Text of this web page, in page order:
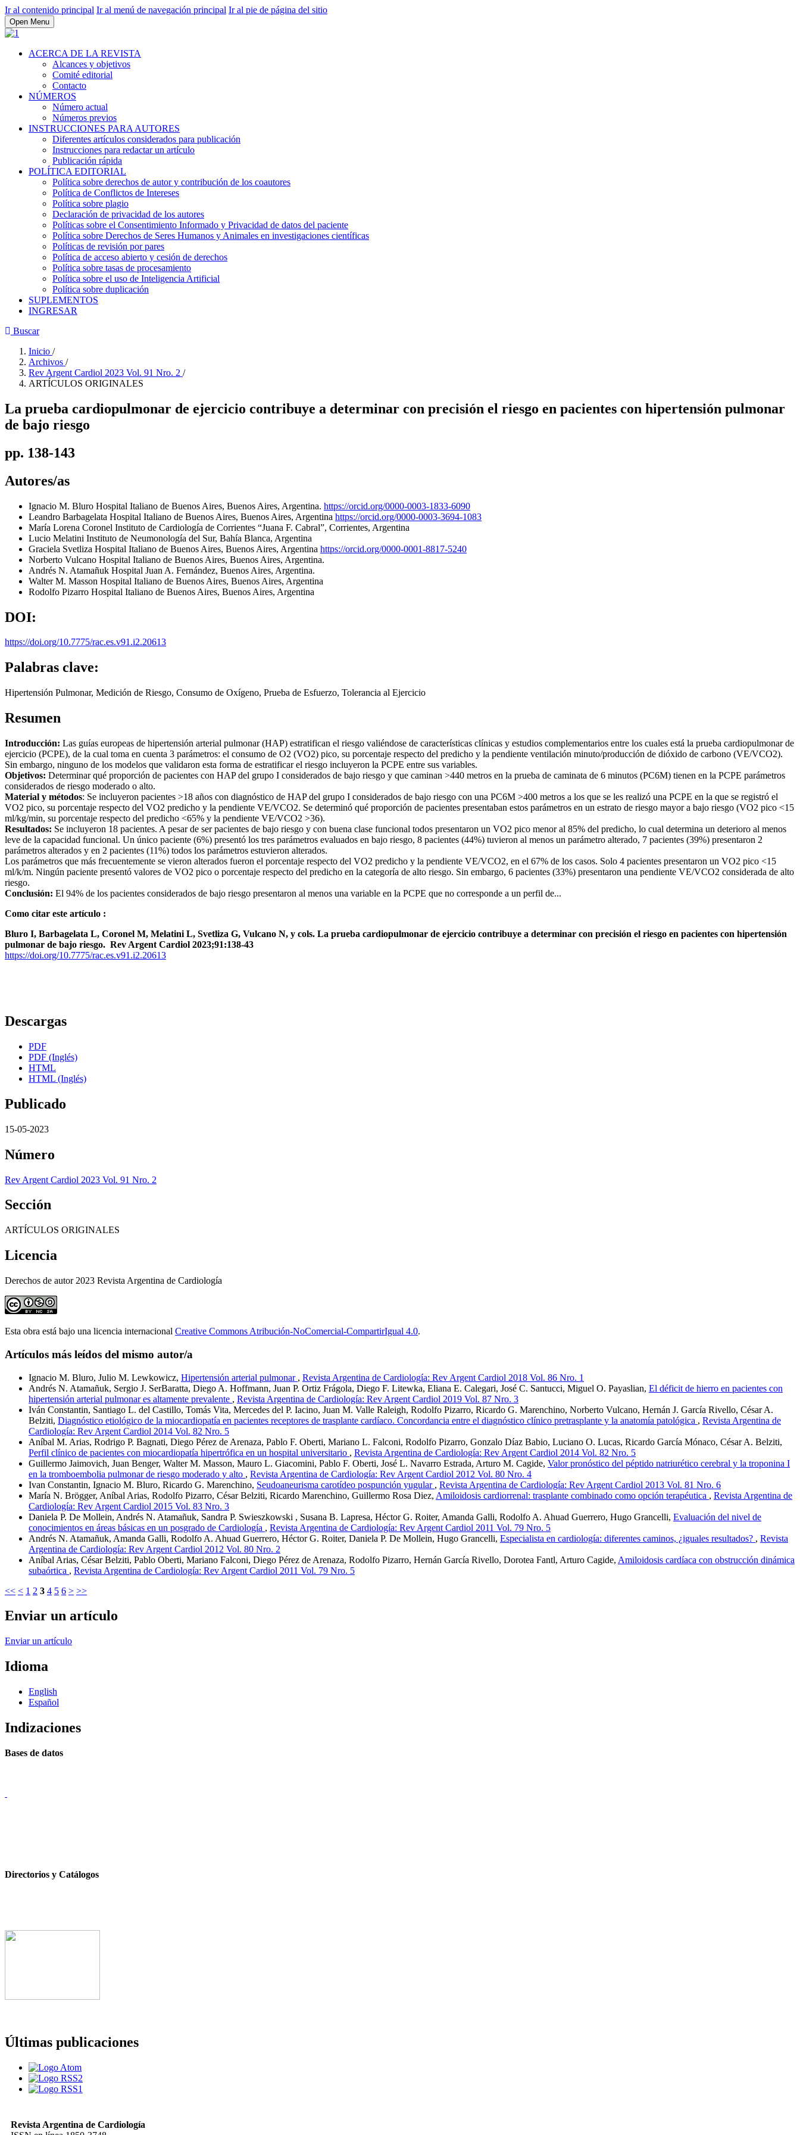
Ir al contenido principal Ir al menú de navegación principal Ir al pie de página del sitio
Open Menu
ACERCA DE LA REVISTA
Alcances y objetivos
Comité editorial
Contacto
NÚMEROS
Número actual
Números previos
INSTRUCCIONES PARA AUTORES
Diferentes artículos considerados para publicación
Instrucciones para redactar un artículo
Publicación rápida
POLÍTICA EDITORIAL
Política sobre derechos de autor y contribución de los coautores
Política de Conflictos de Intereses
Política sobre plagio
Declaración de privacidad de los autores
Políticas sobre el Consentimiento Informado y Privacidad de datos del paciente
Política sobre Derechos de Seres Humanos y Animales en investigaciones científicas
Políticas de revisión por pares
Política de acceso abierto y cesión de derechos
Política sobre tasas de procesamiento
Política sobre el uso de Inteligencia Artificial
Política sobre duplicación
SUPLEMENTOS
INGRESAR
Buscar
Inicio /
Archivos /
Rev Argent Cardiol 2023 Vol. 91 Nro. 2 /
ARTÍCULOS ORIGINALES
La prueba cardiopulmonar de ejercicio contribuye a determinar con precisión el riesgo en pacientes con hipertensión pulmonar
de bajo riesgo
pp. 138-143
Autores/as
Ignacio M. Bluro Hospital Italiano de Buenos Aires, Buenos Aires, Argentina. https://orcid.org/0000-0003-1833-6090
Leandro Barbagelata Hospital Italiano de Buenos Aires, Buenos Aires, Argentina https://orcid.org/0000-0003-3694-1083
María Lorena Coronel Instituto de Cardiología de Corrientes “Juana F. Cabral”, Corrientes, Argentina
Lucio Melatini Instituto de Neumonología del Sur, Bahía Blanca, Argentina
Graciela Svetliza Hospital Italiano de Buenos Aires, Buenos Aires, Argentina https://orcid.org/0000-0001-8817-5240
Norberto Vulcano Hospital Italiano de Buenos Aires, Buenos Aires, Argentina.
Andrés N. Atamañuk Hospital Juan A. Fernández, Buenos Aires, Argentina.
Walter M. Masson Hospital Italiano de Buenos Aires, Buenos Aires, Argentina
Rodolfo Pizarro Hospital Italiano de Buenos Aires, Buenos Aires, Argentina
DOI:
https://doi.org/10.7775/rac.es.v91.i2.20613
Palabras clave:
Hipertensión Pulmonar, Medición de Riesgo, Consumo de Oxígeno, Prueba de Esfuerzo, Tolerancia al Ejercicio
Resumen
Introducción: Las guías europeas de hipertensión arterial pulmonar (HAP) estratifican el riesgo valiéndose de características clínicas y estudios complementarios entre los cuales está la prueba cardiopulmonar de
ejercicio (PCPE), de la cual toma en cuenta 3 parámetros: el consumo de O2 (VO2) pico, su porcentaje respecto del predicho y la pendiente ventilación minuto/producción de dióxido de carbono (VE/VCO2).
Sin embargo, ninguno de los modelos que validaron esta forma de estratificar el riesgo incluyeron la PCPE entre sus variables.
Objetivos: Determinar qué proporción de pacientes con HAP del grupo I considerados de bajo riesgo y que caminan >440 metros en la prueba de caminata de 6 minutos (PC6M) tienen en la PCPE parámetros
considerados de riesgo moderado o alto.
Material y métodos: Se incluyeron pacientes >18 años con diagnóstico de HAP del grupo I considerados de bajo riesgo con una PC6M >400 metros a los que se les realizó una PCPE en la que se registró el
VO2 pico, su porcentaje respecto del VO2 predicho y la pendiente VE/VCO2. Se determinó qué proporción de pacientes presentaban estos parámetros en un estrato de riesgo mayor a bajo riesgo (VO2 pico <15
ml/kg/min, su porcentaje respecto del predicho <65% y la pendiente VE/VCO2 >36).
Resultados: Se incluyeron 18 pacientes. A pesar de ser pacientes de bajo riesgo y con buena clase funcional todos presentaron un VO2 pico menor al 85% del predicho, lo cual determina un deterioro al menos
leve de la capacidad funcional. Un único paciente (6%) presentó los tres parámetros evaluados en bajo riesgo, 8 pacientes (44%) tuvieron al menos un parámetro alterado, 7 pacientes (39%) presentaron 2
parámetros alterados y en 2 pacientes (11%) todos los parámetros estuvieron alterados.
Los parámetros que más frecuentemente se vieron alterados fueron el porcentaje respecto del VO2 predicho y la pendiente VE/VCO2, en el 67% de los casos. Solo 4 pacientes presentaron un VO2 pico <15
ml/k/m. Ningún paciente presentó valores de VO2 pico o porcentaje respecto del predicho en la categoría de alto riesgo. Sin embargo, 6 pacientes (33%) presentaron una pendiente VE/VCO2 considerada de alto
riesgo.
Conclusión: El 94% de los pacientes considerados de bajo riesgo presentaron al menos una variable en la PCPE que no corresponde a un perfil de...
Como citar este artículo :
Bluro I, Barbagelata L, Coronel M, Melatini L, Svetliza G, Vulcano N, y cols. La prueba cardiopulmonar de ejercicio contribuye a determinar con precisión el riesgo en pacientes con hipertensión
pulmonar de bajo riesgo. Rev Argent Cardiol 2023;91:138-43
https://doi.org/10.7775/rac.es.v91.i2.20613
Descargas
PDF
PDF (Inglés)
HTML
HTML (Inglés)
Publicado
15-05-2023
Número
Rev Argent Cardiol 2023 Vol. 91 Nro. 2
Sección
ARTÍCULOS ORIGINALES
Licencia
Derechos de autor 2023 Revista Argentina de Cardiología
Esta obra está bajo una licencia internacional Creative Commons Atribución-NoComercial-CompartirIgual 4.0.
Artículos más leídos del mismo autor/a
Ignacio M. Bluro, Julio M. Lewkowicz, Hipertensión arterial pulmonar , Revista Argentina de Cardiología: Rev Argent Cardiol 2018 Vol. 86 Nro. 1
Andrés N. Atamañuk, Sergio J. SerBaratta, Diego A. Hoffmann, Juan P. Ortiz Frágola, Diego F. Litewka, Eliana E. Calegari, José C. Santucci, Miguel O. Payaslian, El déficit de hierro en pacientes con
hipertensión arterial pulmonar es altamente prevalente , Revista Argentina de Cardiología: Rev Argent Cardiol 2019 Vol. 87 Nro. 3
Iván Constantin, Santiago L. del Castillo, Tomás Vita, Mercedes del P. Iacino, Juan M. Valle Raleigh, Rodolfo Pizarro, Ricardo G. Marenchino, Norberto Vulcano, Hernán J. García Rivello, César A.
Belziti, Diagnóstico etiológico de la miocardiopatía en pacientes receptores de trasplante cardíaco. Concordancia entre el diagnóstico clínico pretrasplante y la anatomía patológica , Revista Argentina de
Cardiología: Rev Argent Cardiol 2014 Vol. 82 Nro. 5
Aníbal M. Arias, Rodrigo P. Bagnati, Diego Pérez de Arenaza, Pablo F. Oberti, Mariano L. Falconi, Rodolfo Pizarro, Gonzalo Díaz Babio, Luciano O. Lucas, Ricardo García Mónaco, César A. Belziti,
Perfil clínico de pacientes con miocardiopatía hipertrófica en un hospital universitario , Revista Argentina de Cardiología: Rev Argent Cardiol 2014 Vol. 82 Nro. 5
Guillermo Jaimovich, Juan Benger, Walter M. Masson, Mauro L. Giacomini, Pablo F. Oberti, José L. Navarro Estrada, Arturo M. Cagide, Valor pronóstico del péptido natriurético cerebral y la troponina I
en la tromboembolia pulmonar de riesgo moderado y alto , Revista Argentina de Cardiología: Rev Argent Cardiol 2012 Vol. 80 Nro. 4
Ivan Constantin, Ignacio M. Bluro, Ricardo G. Marenchino, Seudoaneurisma carotídeo pospunción yugular , Revista Argentina de Cardiología: Rev Argent Cardiol 2013 Vol. 81 Nro. 6
María N. Brögger, Aníbal Arias, Rodolfo Pizarro, César Belziti, Ricardo Marenchino, Guillermo Rosa Diez, Amiloidosis cardiorrenal: trasplante combinado como opción terapéutica , Revista Argentina de
Cardiología: Rev Argent Cardiol 2015 Vol. 83 Nro. 3
Daniela P. De Mollein, Andrés N. Atamañuk, Sandra P. Swieszkowski , Susana B. Lapresa, Héctor G. Roiter, Amanda Galli, Rodolfo A. Ahuad Guerrero, Hugo Grancelli, Evaluación del nivel de
conocimientos en áreas básicas en un posgrado de Cardiología , Revista Argentina de Cardiología: Rev Argent Cardiol 2011 Vol. 79 Nro. 5
Andrés N. Atamañuk, Amanda Galli, Rodolfo A. Ahuad Guerrero, Héctor G. Roiter, Daniela P. De Mollein, Hugo Grancelli, Especialista en cardiología: diferentes caminos, ¿iguales resultados? , Revista
Argentina de Cardiología: Rev Argent Cardiol 2012 Vol. 80 Nro. 2
Aníbal Arias, César Belziti, Pablo Oberti, Mariano Falconi, Diego Pérez de Arenaza, Rodolfo Pizarro, Hernán García Rivello, Dorotea Fantl, Arturo Cagide, Amiloidosis cardíaca con obstrucción dinámica
subaórtica , Revista Argentina de Cardiología: Rev Argent Cardiol 2011 Vol. 79 Nro. 5
<< < 1 2 3 4 5 6 > >>
Enviar un artículo
Enviar un artículo
Idioma
English
Español
Indizaciones
Bases de datos
Directorios y Catálogos
Últimas publicaciones
Revista Argentina de Cardiología